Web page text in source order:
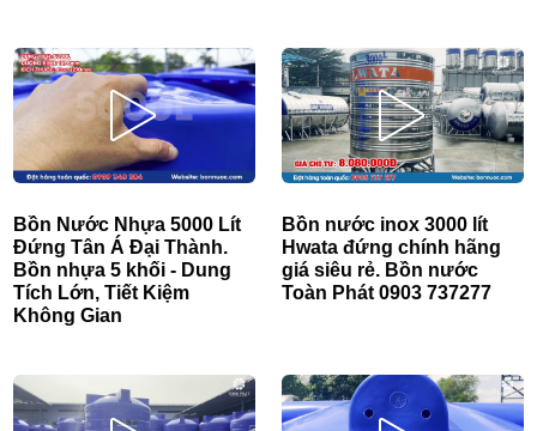
Bồn Nước Nhựa 5000 Lít
Đứng Tân Á Đại Thành.
Bồn nhựa 5 khối - Dung
Tích Lớn, Tiết Kiệm
Không Gian
Bồn nước inox 3000 lít
Hwata đứng chính hãng
giá siêu rẻ. Bồn nước
Toàn Phát 0903 737277